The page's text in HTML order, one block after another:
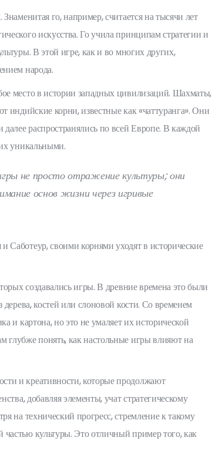
го, например, считается на тысячи лет
искусства. Го учила принципам стратегии и
В этой игре, как и во многих других,
народа.
место в истории западных цивилизаций. Шахматы,
индийские корни, известные как «чаттуранга». Они
распространялись по всей Европе. В каждой
уникальными.
не просто отражение культуры; они
основ жизни через игривые
своими корнями уходят в исторические
создавались игры. В древние времена это были
костей или слоновой кости. Со временем
и картона, но это не умаляет их исторической
понять, как настольные игры влияют на
и креативности, которые продолжают
добавляя элементы, учат стратегическому
на технический прогресс, стремление к такому
культуры. Это отличный пример того, как